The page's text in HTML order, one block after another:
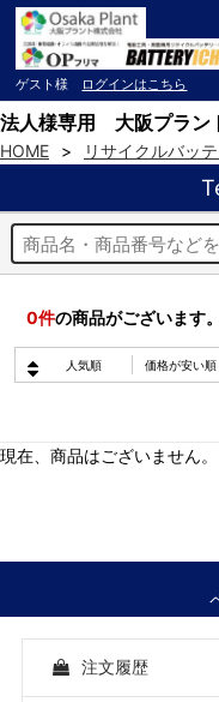
法人様専用 大阪プラン
ゲスト様 ログインはこちら
HOME リサイクルバッ
0件の商品がございます。
人気順 価格が安い順
現在、商品はございません。
注文履歴